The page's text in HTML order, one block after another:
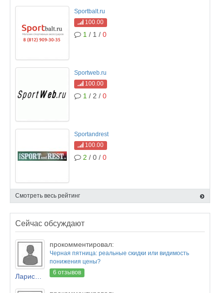
Sportbalt.ru
100.00
1 / 1 / 0
Sportweb.ru
100.00
1 / 2 / 0
Sportandrest
100.00
2 / 0 / 0
Смотреть весь рейтинг
Сейчас обсуждают
прокомментировал:
Черная пятница: реальные скидки или видимость
понижения цены?
6 отзывов